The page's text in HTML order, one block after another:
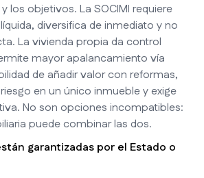
los objetivos. La SOCIMI requiere
diversifica de inmediato y no
La vivienda propia da control
mayor apalancamiento vía
de añadir valor con reformas,
en un único inmueble y exige
No son opciones incompatibles:
puede combinar las dos.
garantizadas por el Estado o